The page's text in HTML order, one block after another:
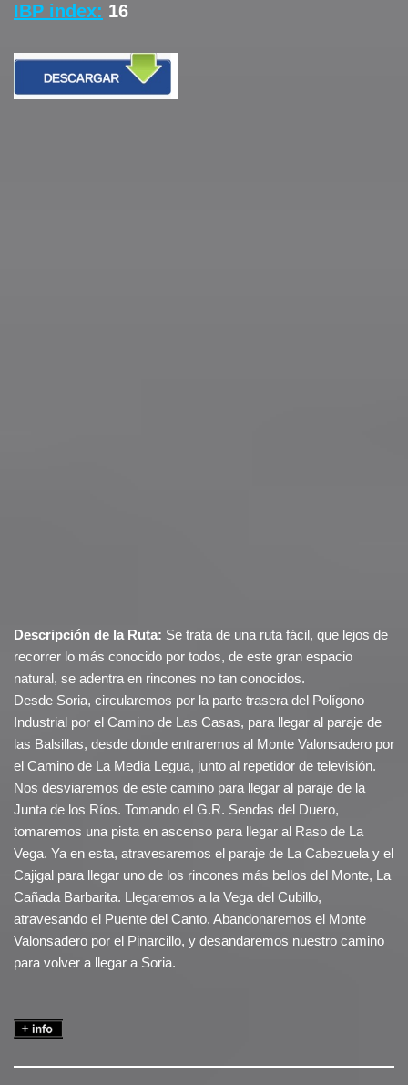
IBP index: 16
Descripción de la Ruta: Se trata de una ruta fácil, que lejos de
recorrer lo más conocido por todos, de este gran espacio
natural, se adentra en rincones no tan conocidos.
Desde Soria, circularemos por la parte trasera del Polígono
Industrial por el Camino de Las Casas, para llegar al paraje de
las Balsillas, desde donde entraremos al Monte Valonsadero por
el Camino de La Media Legua, junto al repetidor de televisión.
Nos desviaremos de este camino para llegar al paraje de la
Junta de los Ríos. Tomando el G.R. Sendas del Duero,
tomaremos una pista en ascenso para llegar al Raso de La
Vega. Ya en esta, atravesaremos el paraje de La Cabezuela y el
Cajigal para llegar uno de los rincones más bellos del Monte, La
Cañada Barbarita. Llegaremos a la Vega del Cubillo,
atravesando el Puente del Canto. Abandonaremos el Monte
Valonsadero por el Pinarcillo, y desandaremos nuestro camino
para volver a llegar a Soria.